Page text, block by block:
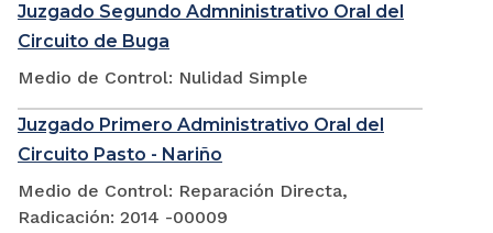
Juzgado Segundo Admninistrativo Oral del
Circuito de Buga
Medio de Control: Nulidad Simple
Juzgado Primero Administrativo Oral del
Circuito Pasto - Nariño
Medio de Control: Reparación Directa,
Radicación: 2014 -00009